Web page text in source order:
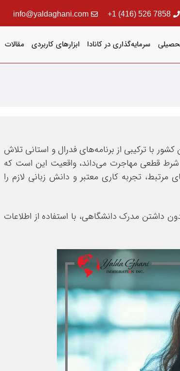
7858 526 (416) 1+
info@yaldaghani.com
سرمایه‌گذاری در کانادا ابزارهای کاربردی مقالات
کشور با ترکیبی از برنامه‌های فدرال و استانی تلاش
شرط قطعی مهاجرت می‌داند، واقعیت این است که
تجربه کاری معتبر و دانش زبانی لازم را
داشتن مدرک دانشگاهی، با استفاده از اطلاعات